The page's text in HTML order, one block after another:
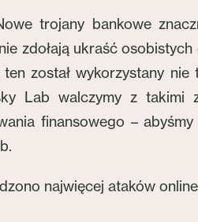
trojany bankowe
zdołają ukraść osobistych
został wykorzystany
Lab walczymy z takimi
finansowego –
najwięcej ataków